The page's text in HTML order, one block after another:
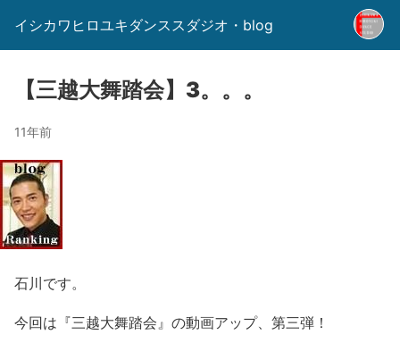
イシカワヒロユキダンススダジオ・blog
【三越大舞踏会】3。。。
11年前
石川です。
今回は『三越大舞踏会』の動画アップ、第三弾！